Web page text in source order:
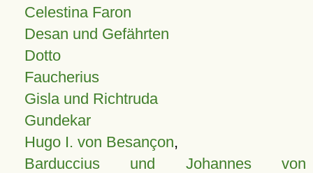
Celestina Faron
Desan und Gefährten
Dotto
Faucherius
Gisla und Richtruda
Gundekar
Hugo I. von Besançon,
Barduccius und Johannes von